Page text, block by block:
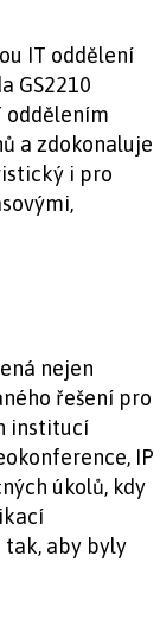
IT oddělení
GS2210
oddělením
a zdokonaluje
i pro
nejen
řešení pro
institucí
IP
úkolů, kdy
tak, aby byly